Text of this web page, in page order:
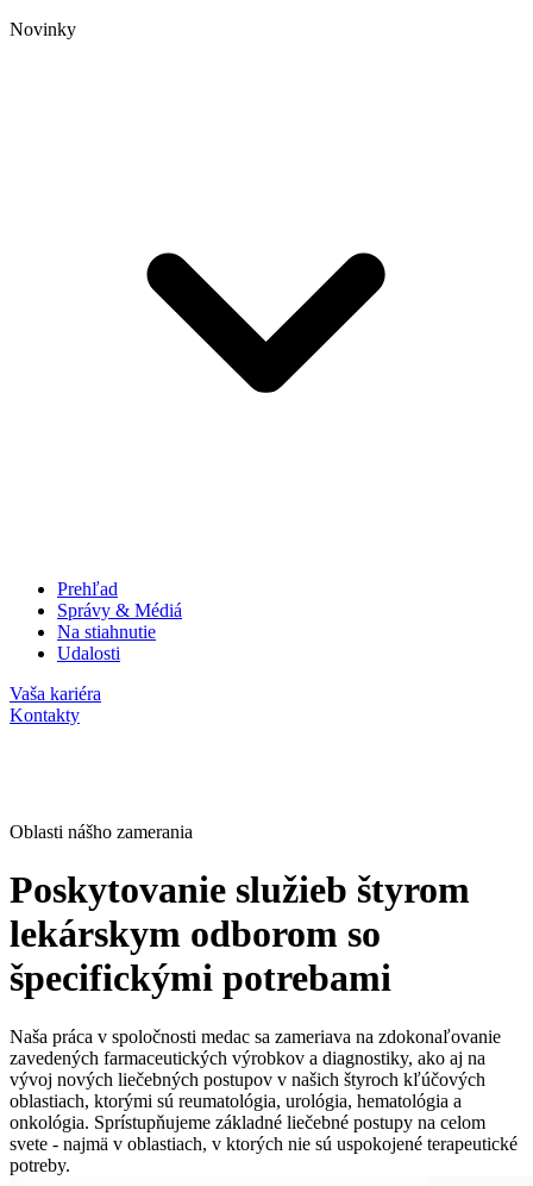
Novinky
Prehľad
Správy & Médiá
Na stiahnutie
Udalosti
Vaša kariéra
Kontakty
Oblasti nášho zamerania
Poskytovanie služieb štyrom
lekárskym odborom so
špecifickými potrebami
Naša práca v spoločnosti medac sa zameriava na zdokonaľovanie
zavedených farmaceutických výrobkov a diagnostiky, ako aj na
vývoj nových liečebných postupov v našich štyroch kľúčových
oblastiach, ktorými sú reumatológia, urológia, hematológia a
onkológia. Sprístupňujeme základné liečebné postupy na celom
svete - najmä v oblastiach, v ktorých nie sú uspokojené terapeutické
potreby.